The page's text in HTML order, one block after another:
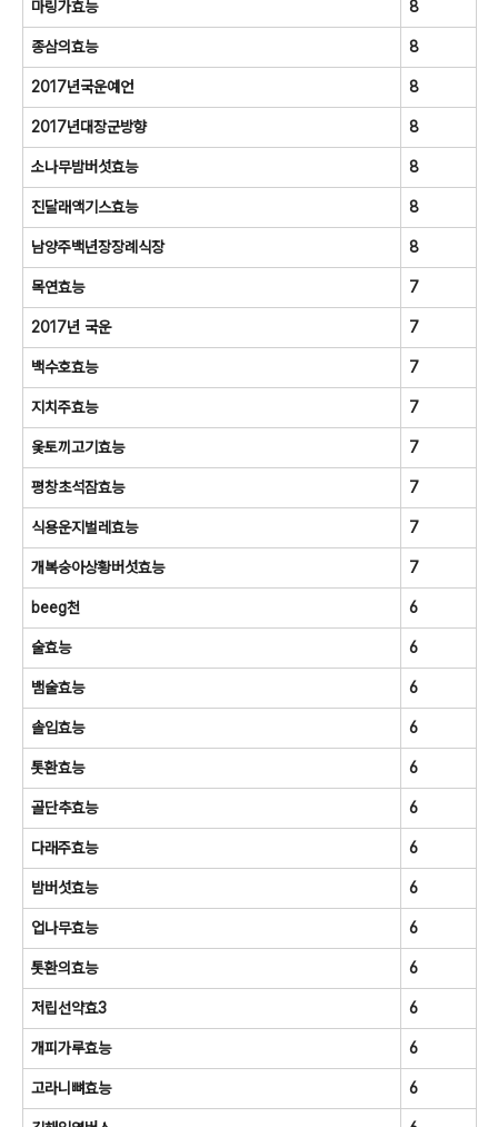
마링가효능 8
종삼의효능 8
2017년국운예언 8
2017년대장군방향 8
소나무밤버섯효능 8
진달래액기스효능 8
남양주백년장장례식장 8
목연효능 7
2017년 국운 7
백수호효능 7
지치주효능 7
옻토끼고기효능 7
평창초석잠효능 7
식용운지벌레효능 7
개복숭아상황버섯효능 7
beeg천 6
술효능 6
뱀술효능 6
솔입효능 6
톳환효능 6
골단추효능 6
다래주효능 6
밤버섯효능 6
업나무효능 6
톳환의효능 6
저립선약효3 6
개피가루효능 6
고라니뼈효능 6